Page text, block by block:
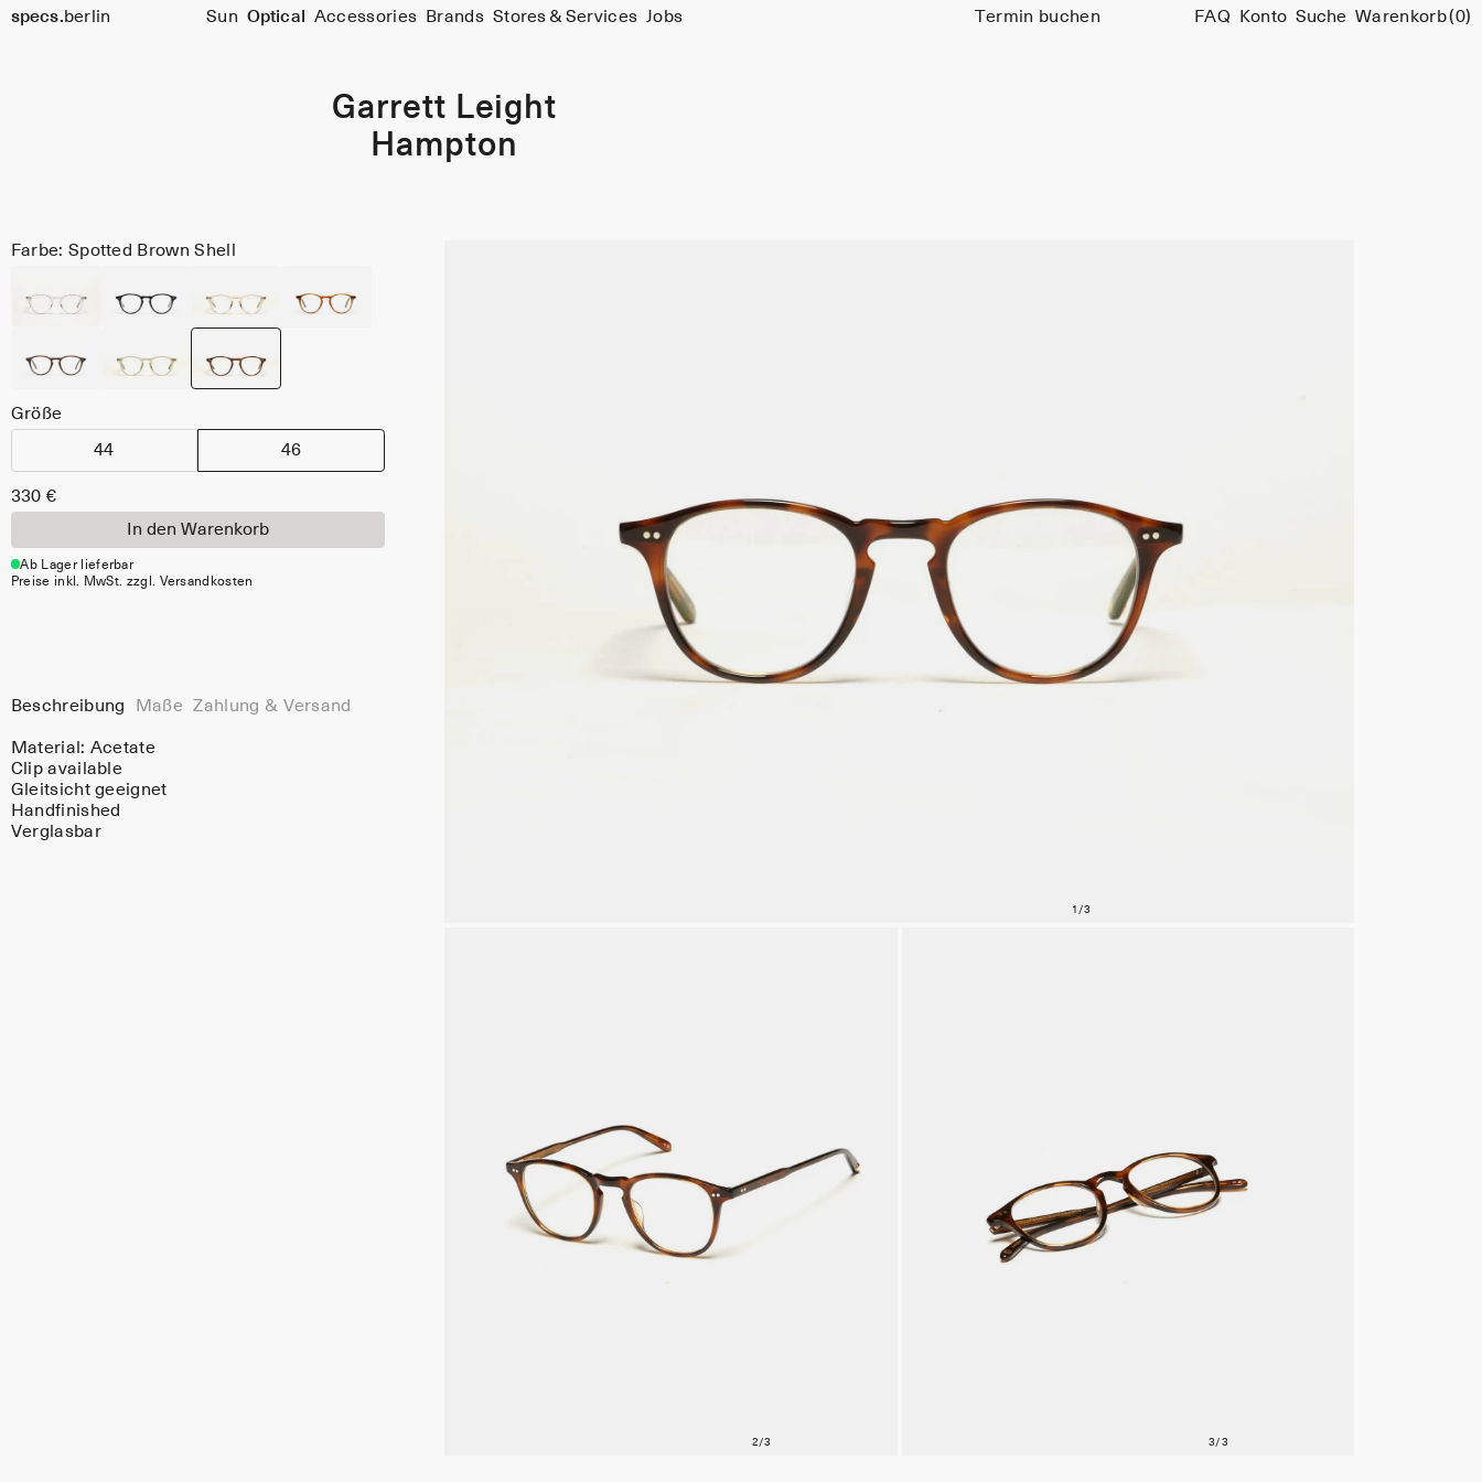
specs. berlin Sun Optical Accessories Brands Stores & Services Jobs Termin buchen FAQ Konto Suche Warenkorb(0)
Garrett Leight
Hampton
Farbe: Spotted Brown Shell
Größe
44 46
330 €
In den Warenkorb
Ab Lager lieferbar
Preise inkl. MwSt. zzgl. Versandkosten
Beschreibung Maße Zahlung & Versand
Material: Acetate
Clip available
Gleitsicht geeignet
Handfinished
Verglasbar